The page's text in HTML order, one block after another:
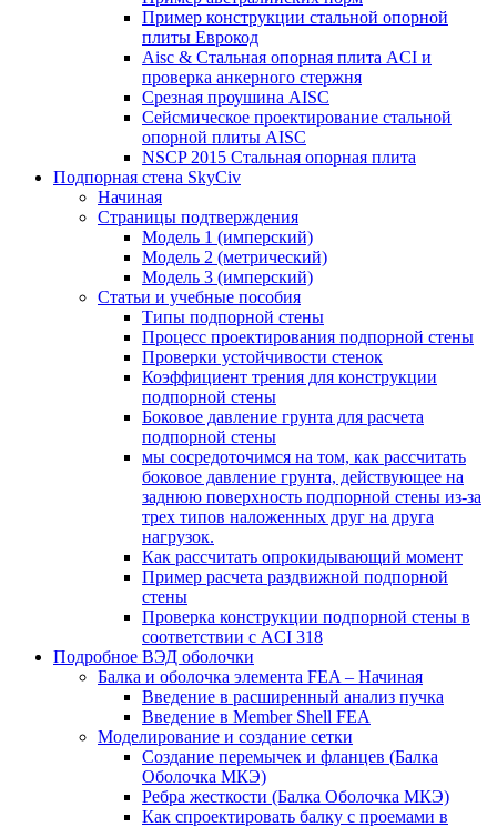
Пример конструкции стальной опорной
плиты Еврокод
Aisc & Стальная опорная плита ACI и
проверка анкерного стержня
Срезная проушина AISC
Сейсмическое проектирование стальной
опорной плиты AISC
NSCP 2015 Стальная опорная плита
Подпорная стена SkyCiv
Начиная
Страницы подтверждения
Модель 1 (имперский)
Модель 2 (метрический)
Модель 3 (имперский)
Статьи и учебные пособия
Типы подпорной стены
Процесс проектирования подпорной стены
Проверки устойчивости стенок
Коэффициент трения для конструкции
подпорной стены
Боковое давление грунта для расчета
подпорной стены
мы сосредоточимся на том, как рассчитать
боковое давление грунта, действующее на
заднюю поверхность подпорной стены из-за
трех типов наложенных друг на друга
нагрузок.
Как рассчитать опрокидывающий момент
Пример расчета раздвижной подпорной
стены
Проверка конструкции подпорной стены в
соответствии с ACI 318
Подробное ВЭД оболочки
Балка и оболочка элемента FEA – Начиная
Введение в расширенный анализ пучка
Введение в Member Shell FEA
Моделирование и создание сетки
Создание перемычек и фланцев (Балка
Оболочка МКЭ)
Ребра жесткости (Балка Оболочка МКЭ)
Как спроектировать балку с проемами в